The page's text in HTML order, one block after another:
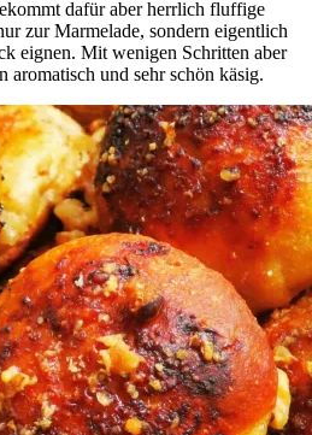
dafür aber herrlich fluffige
zur Marmelade, sondern eigentlich
eignen. Mit wenigen Schritten aber
aromatisch und sehr schön käsig.